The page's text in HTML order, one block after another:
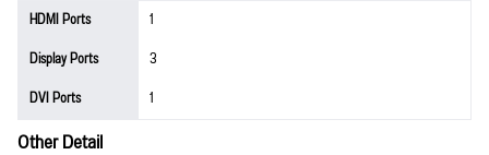
HDMI Ports
1
Display Ports
3
DVI Ports
1
Other Detail